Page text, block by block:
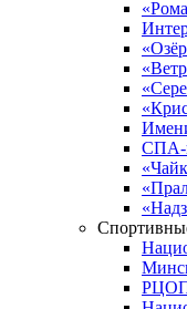
СПА-
РЦОП